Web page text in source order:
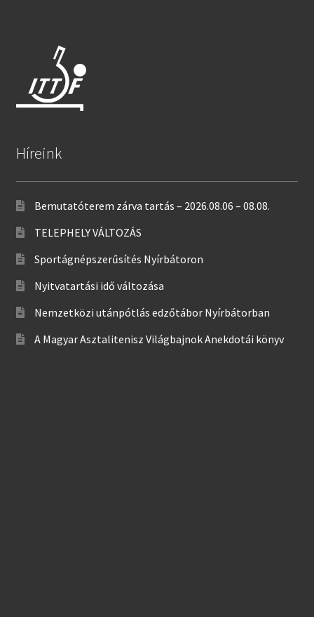
Híreink
Bemutatóterem zárva tartás – 2026.08.06 – 08.08.
TELEPHELY VÁLTOZÁS
Sportágnépszerűsítés Nyírbátoron
Nyitvatartási idő változása
Nemzetközi utánpótlás edzőtábor Nyírbátorban
A Magyar Asztalitenisz Világbajnok Anekdotái könyv